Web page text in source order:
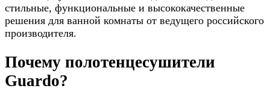
стильные, функциональные и высококачественные
решения для ванной комнаты от ведущего российского
производителя.
Почему полотенцесушители
Guardo?